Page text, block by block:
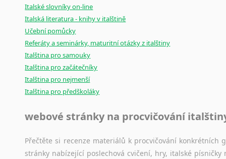
Italské slovníky on-line
Italská literatura - knihy v italštině
Učební pomůcky
Referáty a seminárky, maturitní otázky z italštiny
Italština pro samouky
Italština pro začátečníky
Italština pro nejmenší
Italština pro předškoláky
webové stránky na procvičování
Přečtěte si recenze materiálů k procvičování
stránky nabízející poslechová cvičení, hry, italské